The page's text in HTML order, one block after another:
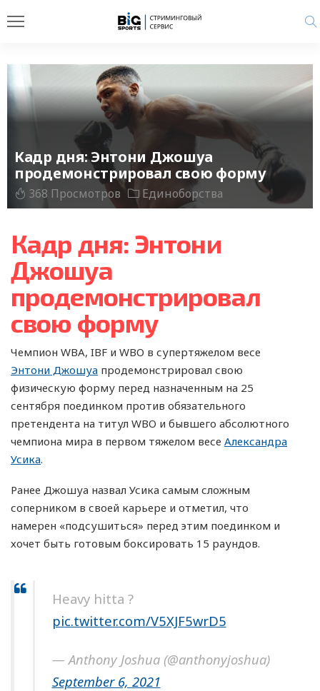
Кадр дня: Энтони Джошуа
продемонстрировал свою форму
368 Просмотров Единоборства
Кадр дня: Энтони
Джошуа
продемонстрировал
свою форму
Чемпион WBA, IBF и WBO в супертяжелом весе
Энтони Джошуа продемонстрировал свою
физическую форму перед назначенным на 25
сентября поединком против обязательного
претендента на титул WBO и бывшего абсолютного
чемпиона мира в первом тяжелом весе Александра
Усика.
Ранее Джошуа назвал Усика самым сложным
соперником в своей карьере и отметил, что
намерен «подсушиться» перед этим поединком и
хочет быть готовым боксировать 15 раундов.
Heavy hitta ?
pic.twitter.com/V5XJF5wrD5
— Anthony Joshua (@anthonyjoshua)
September 6, 2021